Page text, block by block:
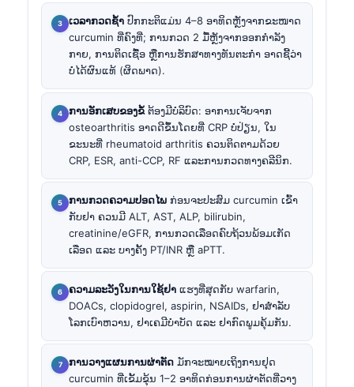
ເວລາກວດຊ້ຳ ປົກກະຕິແມ່ນ 4–8 ອາທິດຫຼັງຈາກຂະໜາດ
curcumin ທີ່ຄົງທີ່; ການກວດ 2 ມື້ຫຼັງຈາກອອກກຳລັງ
ກາຍ, ການຕິດເຊື້ອ ຫຼືການຮັກສາທາງທັນຕະກຳ ອາດຊີ້ວ່າ
ບໍ່ໄດ້ຜົນແທ້ (ຜິດພາດ).
ການອັກເສບຂອງຂໍ້ຕ້ອງມີບໍລິບົດ: ອາການເຈັບຈາກ
osteoarthritis ອາດດີຂຶ້ນໂດຍທີ່ CRP ບໍ່ປ່ຽນ, ໃນ
ຂະນະທີ່ rheumatoid arthritis ຄວນຕິດຕາມດ້ວຍ
CRP, ESR, anti-CCP, RF ແລະການກວດທາງຄລີນິກ.
ການກວດຄວາມປອດໄພ ກ່ອນຈະປະສົມ curcumin ເຂົ້າ
ກັບຢາ ຄວນມີ ALT, AST, ALP, bilirubin,
creatinine/eGFR, ການກວດເລືອດຄົບຖ້ວນພ້ອມເກັດ
ເລືອດ ແລະ ບາງຄັ້ງ PT/INR ຫຼື aPTT.
ຄວາມລະວັງໃນການໃຊ້ຢາ ແຮງທີ່ສຸດກັບ warfarin,
DOACs, clopidogrel, aspirin, NSAIDs, ຢາສຳລັບ
ໂລກເບົາຫວານ, ຢາເຄມີບຳບັດ ແລະ ຢາກົດພູມຄຸ້ມກັນ.
ການວາງແຜນການຜ່າຕັດ ມັກຈະໝາຍເຖິງການຢຸດ
curcumin ທີ່ເຂັ້ມຂຸ້ນ 1–2 ອາທິດກ່ອນການຜ່າຕັດທີ່ວາງ